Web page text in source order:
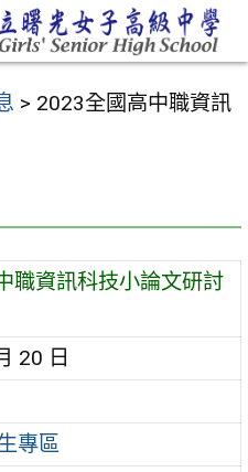
> 2023全國高中職資訊
職資訊科技小論文研討
20 日
專區